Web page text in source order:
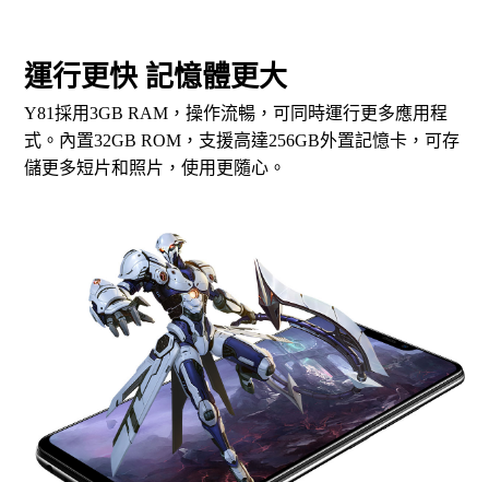
運行更快 記憶體更大
Y81採用3GB RAM，操作流暢，可同時運行更多應用程
式。內置32GB ROM，支援高達256GB外置記憶卡，可存
儲更多短片和照片，使用更隨心。